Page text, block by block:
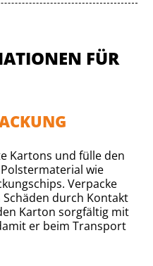
FÜR
Kartons und fülle den
wie
Verpacke
durch Kontakt
Karton sorgfältig mit
er beim Transport